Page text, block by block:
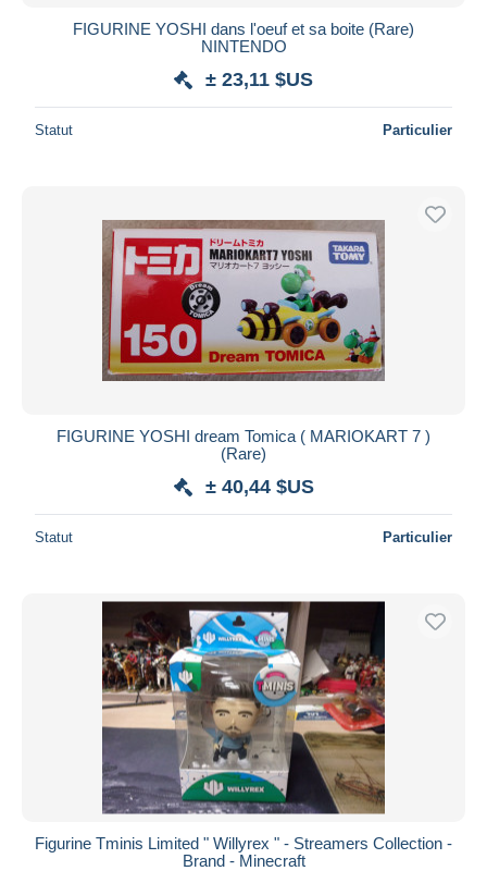
FIGURINE YOSHI dans l'oeuf et sa boite (Rare)
NINTENDO
± 23,11 $US
Statut Particulier
FIGURINE YOSHI dream Tomica ( MARIOKART 7 )
(Rare)
± 40,44 $US
Statut Particulier
Figurine Tminis Limited " Willyrex " - Streamers Collection -
Brand - Minecraft